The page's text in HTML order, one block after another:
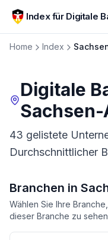
Zum Hauptinhalt
Index für Digitale
Home Index
Digitale
43 gelistete
Durchschnittlicher
Branchen in
Wählen Sie Ihre
dieser Branche zu